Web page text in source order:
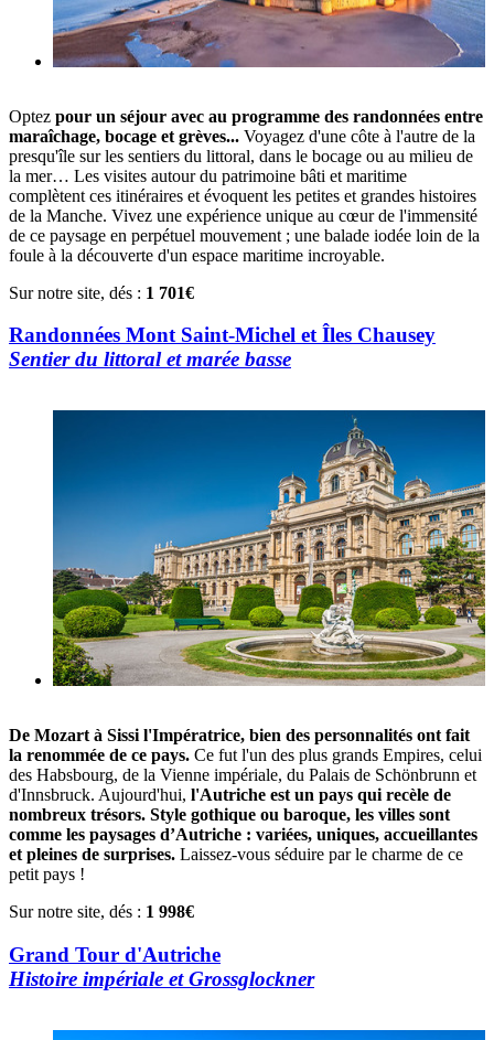
Optez pour un séjour avec au programme des randonnées entre
maraîchage, bocage et grèves... Voyagez d'une côte à l'autre de la
presqu'île sur les sentiers du littoral, dans le bocage ou au milieu de
la mer… Les visites autour du patrimoine bâti et maritime
complètent ces itinéraires et évoquent les petites et grandes histoires
de la Manche. Vivez une expérience unique au cœur de l'immensité
de ce paysage en perpétuel mouvement ; une balade iodée loin de la
foule à la découverte d'un espace maritime incroyable.
Sur notre site, dés : 1 701€
Randonnées Mont Saint-Michel et Îles Chausey
Sentier du littoral et marée basse
De Mozart à Sissi l'Impératrice, bien des personnalités ont fait
la renommée de ce pays. Ce fut l'un des plus grands Empires, celui
des Habsbourg, de la Vienne impériale, du Palais de Schönbrunn et
d'Innsbruck. Aujourd'hui, l'Autriche est un pays qui recèle de
nombreux trésors. Style gothique ou baroque, les villes sont
comme les paysages d’Autriche : variées, uniques, accueillantes
et pleines de surprises. Laissez-vous séduire par le charme de ce
petit pays !
Sur notre site, dés : 1 998€
Grand Tour d'Autriche
Histoire impériale et Grossglockner